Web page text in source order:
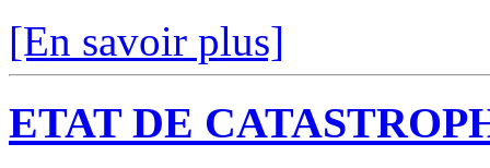
[En savoir plus]
ETAT DE